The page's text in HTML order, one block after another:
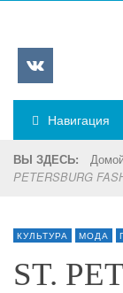
Навигация
ВЫ ЗДЕСЬ:
PETERSBURG
КУЛЬТУРА МОДА
ST.